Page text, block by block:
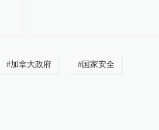
#加拿大政府 # 国家安全